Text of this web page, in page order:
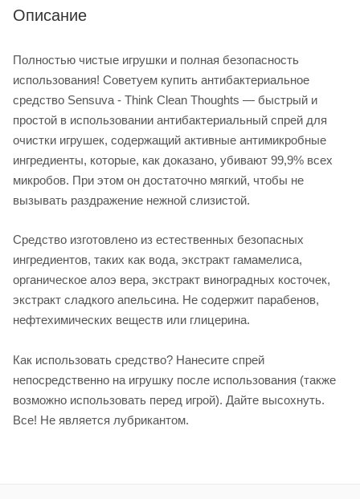
Описание
Полностью чистые игрушки и полная безопасность
использования! Советуем купить антибактериальное
средство Sensuva - Think Clean Thoughts — быстрый и
простой в использовании антибактериальный спрей для
очистки игрушек, содержащий активные антимикробные
ингредиенты, которые, как доказано, убивают 99,9% всех
микробов. При этом он достаточно мягкий, чтобы не
вызывать раздражение нежной слизистой.
Средство изготовлено из естественных безопасных
ингредиентов, таких как вода, экстракт гамамелиса,
органическое алоэ вера, экстракт виноградных косточек,
экстракт сладкого апельсина. Не содержит парабенов,
нефтехимических веществ или глицерина.
Как использовать средство? Нанесите спрей
непосредственно на игрушку после использования (также
возможно использовать перед игрой). Дайте высохнуть.
Все! Не является лубрикантом.